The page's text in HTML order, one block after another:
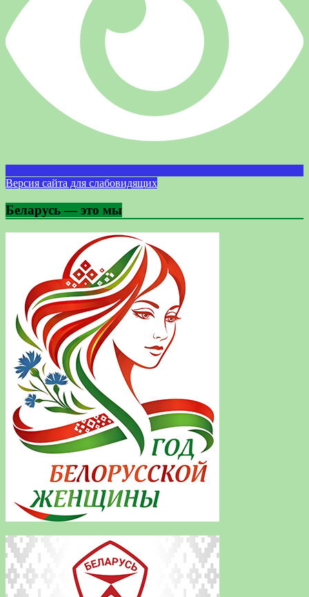
Версия сайта для слабовидящих
Беларусь — это мы